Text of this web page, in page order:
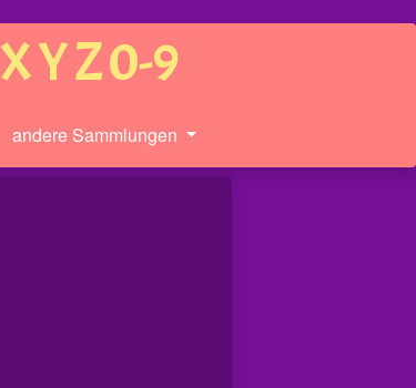
XYZ0-9
andere Sammlungen